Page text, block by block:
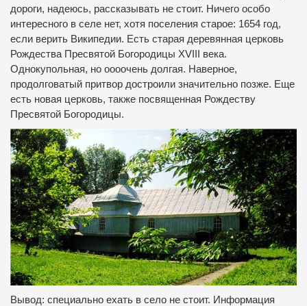
дороги, надеюсь, рассказывать не стоит. Ничего особо
интересного в селе нет, хотя поселения старое: 1654 год,
если верить Википедии. Есть старая деревянная церковь
Рождества Пресвятой Богородицы XVIII века.
Однокупольная, но оооочень долгая. Наверное,
продолговатый притвор достроили значительно позже. Еще
есть новая церковь, также посвященная Рождеству
Пресвятой Богородицы.
Вывод: специально ехать в село не стоит. Информация